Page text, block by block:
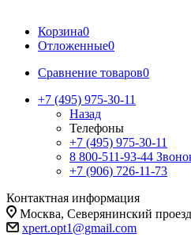
Корзина0
Отложенные0
Сравнение товаров0
+7 (495) 975-30-11
Назад
Телефоны
+7 (495) 975-30-11
8 800-511-93-44
+7 (906) 726-11-73
Контактная информация
Москва, Северянинский
xpert.opt1@gmail.com